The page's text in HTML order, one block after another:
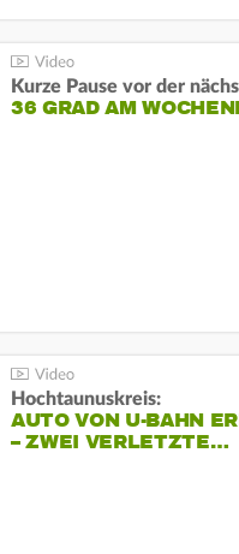
Kurze Pause vor der
36 GRAD AM
Hochtaunuskreis:
AUTO VON U-BAHN
– ZWEI VERLETZTE…